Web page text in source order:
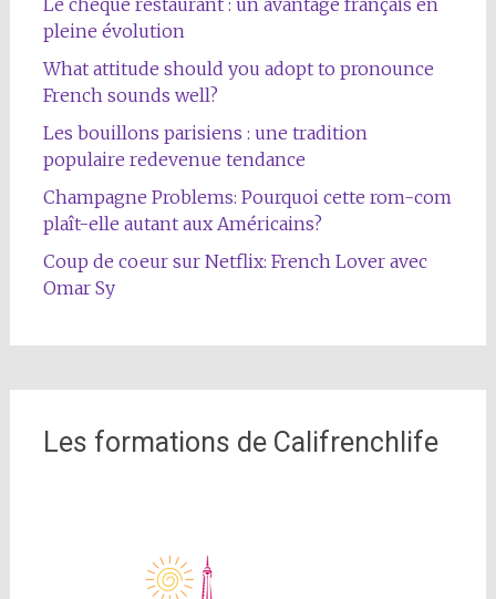
pleine évolution
What attitude should you adopt to pronounce
French sounds well?
Les bouillons parisiens : une tradition
populaire redevenue tendance
Champagne Problems: Pourquoi cette rom-com
plaît-elle autant aux Américains?
Coup de coeur sur Netflix: French Lover avec
Omar Sy
Les formations de Califrenchlife